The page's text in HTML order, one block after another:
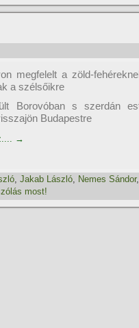
megfelelt a zöld-
a szélsőikre
Borovóban s szerdán
Budapestre
→
, Jakab László, Nemes Sándor,
most!